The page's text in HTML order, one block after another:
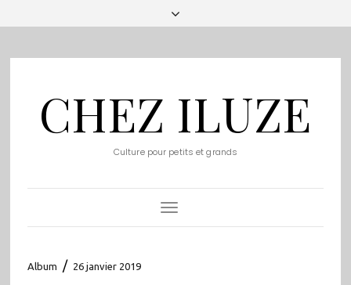
CHEZ ILUZE
Culture pour petits et grands
Toggle
Navigation
Album / 26 janvier 2019